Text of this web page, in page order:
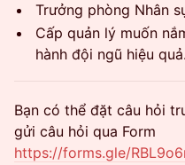
Trưởng phòng Nhân
Cấp quản lý muốn
hành đội ngũ hiệu quả.
Bạn có thể đặt câu hỏi
gửi câu hỏi qua Form
https://forms.gle/